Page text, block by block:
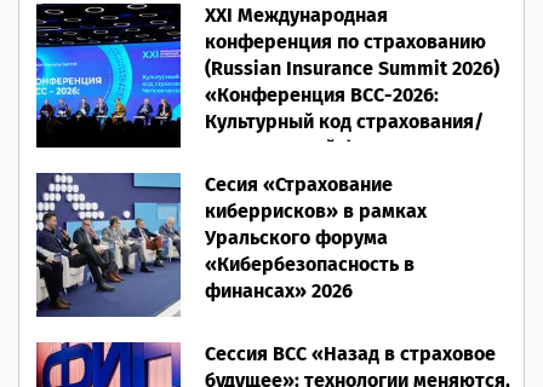
XXI Международная
конференция по страхованию
(Russian Insurance Summit 2026)
«Конференция ВСС-2026:
Культурный код страхования/
Человеческий фактор»
28.05.2026
Сесия «Страхование
киберрисков» в рамках
Уральского форума
«Кибербезопасность в
финансах» 2026
Сессия ВСС «Назад в страховое